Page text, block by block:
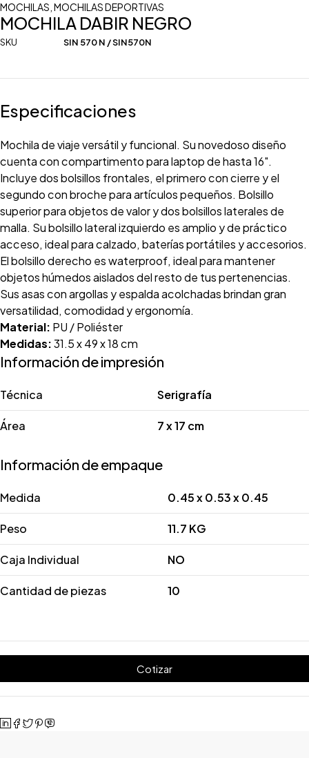
MOCHILAS MOCHILAS DEPORTIVAS
MOCHILA DABIR NEGRO
SKU SIN 570 N / SIN570N
Especificaciones
Mochila de viaje versátil y funcional. Su novedoso diseño
cuenta con compartimento para laptop de hasta 16".
Incluye dos bolsillos frontales, el primero con cierre y el
segundo con broche para artículos pequeños. Bolsillo
superior para objetos de valor y dos bolsillos laterales de
malla. Su bolsillo lateral izquierdo es amplio y de práctico
acceso, ideal para calzado, baterías portátiles y accesorios.
El bolsillo derecho es waterproof, ideal para mantener
objetos húmedos aislados del resto de tus pertenencias.
Sus asas con argollas y espalda acolchadas brindan gran
versatilidad, comodidad y ergonomía.
Material: PU / Poliéster
Medidas:31.5 x 49 x 18 cm
Información de impresión
Técnica Serigrafía
Área 7 x 17 cm
Información de empaque
Medida 0.45 x 0.53 x 0.45
Peso 11.7 KG
Caja Individual NO
Cantidad de piezas 10
Cotizar